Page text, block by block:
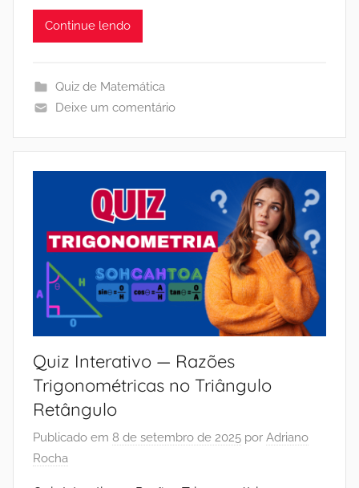
Continue lendo
Quiz de Matemática
Deixe um comentário
Quiz Interativo — Razões
Trigonométricas no Triângulo
Retângulo
Publicado em 8 de setembro de 2025 por Adriano
Rocha